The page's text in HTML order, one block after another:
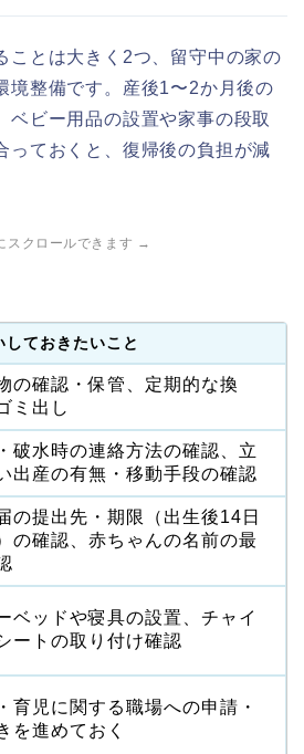
ことは大きく2つ、留守中の家の
境整備です。産後1〜2か月後の
ベビー用品の設置や家事の段取
っておくと、復帰後の負担が減
スクロールできます →
しておきたいこと
の確認・保管、定期的な換
ミ出し
破水時の連絡方法の確認、立
出産の有無・移動手段の確認
の提出先・期限（出生後14日
の確認、赤ちゃんの名前の最
ベッドや寝具の設置、チャイ
ートの取り付け確認
育児に関する職場への申請・
を進めておく